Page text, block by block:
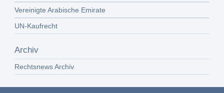
Vereinigte Arabische Emirate
UN-Kaufrecht
Archiv
Rechtsnews Archiv